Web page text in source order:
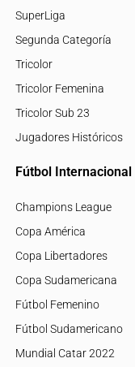
SuperLiga
Segunda Categoría
Tricolor
Tricolor Femenina
Tricolor Sub 23
Jugadores Históricos
Fútbol Internacional
Champions League
Copa América
Copa Libertadores
Copa Sudamericana
Fútbol Femenino
Fútbol Sudamericano
Mundial Catar 2022